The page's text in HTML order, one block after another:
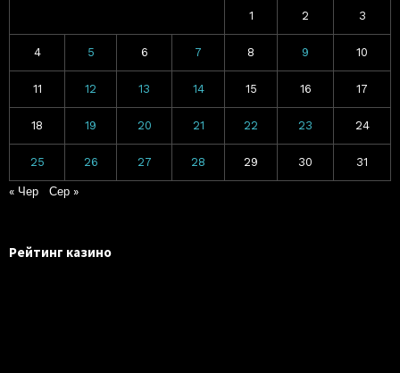
1 2 3
4 5 6 7 8 9 10
11 12 13 14 15 16 17
18 19 20 21 22 23 24
25 26 27 28 29 30 31
« Чер Сер »
Рейтинг казино